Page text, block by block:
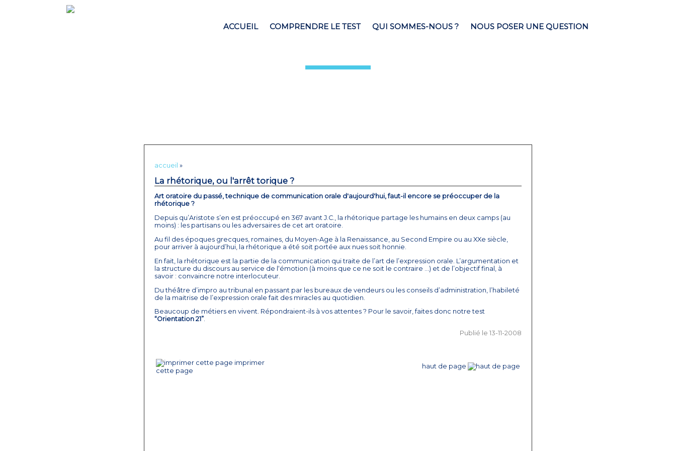
ACCUEIL COMPRENDRE LE TEST QUI SOMMES-NOUS ? NOUS POSER UNE QUESTION
accueil »
La rhétorique, ou l'arrêt torique ?
Art oratoire du passé, technique de communication orale d'aujourd'hui, faut-il encore se préoccuper de la
rhétorique ?
Depuis qu’Aristote s’en est préoccupé en 367 avant J.C., la rhétorique partage les humains en deux camps (au
moins) : les partisans ou les adversaires de cet art oratoire.
Au fil des époques grecques, romaines, du Moyen-Age à la Renaissance, au Second Empire ou au XXe siècle,
pour arriver à aujourd’hui, la rhétorique a été soit portée aux nues soit honnie.
En fait, la rhétorique est la partie de la communication qui traite de l’art de l’expression orale. L’argumentation et
la structure du discours au service de l‘émotion (à moins que ce ne soit le contraire …) et de l’objectif final, à
savoir : convaincre notre interlocuteur.
Du théâtre d’impro au tribunal en passant par les bureaux de vendeurs ou les conseils d’administration, l’habileté
de la maitrise de l’expression orale fait des miracles au quotidien.
Beaucoup de métiers en vivent. Répondraient-ils à vos attentes ? Pour le savoir, faites donc notre test
“Orientation 21”.
Publié le 13-11-2008
imprimer
cette page
haut de page